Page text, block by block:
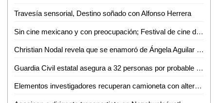
Travesía sensorial, Destino soñado con Alfonso Herrera
Sin cine mexicano y con preocupación; Festival de cine de Cannes
Christian Nodal revela que se enamoró de Ángela Aguilar cuando ella tenía 13 años y él 18
Guardia Civil estatal asegura a 32 personas por probable posesión de droga
Elementos investigadores recuperan camioneta con alteraciones en el número de serie en Rioverde